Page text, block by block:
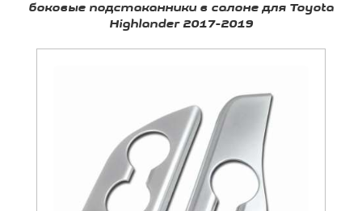
боковые подстаканники в салоне для Toyota
Highlander 2017-2019